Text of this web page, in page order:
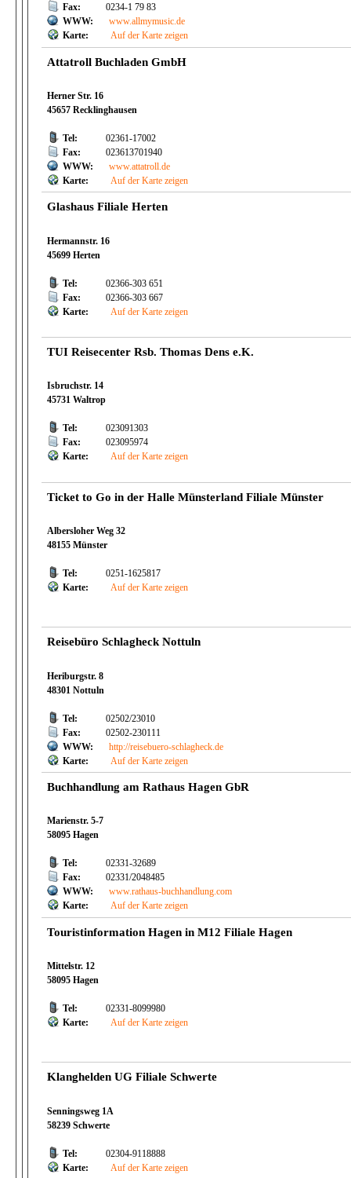
Fax:
0234-1 79 83
WWW:
www.allmymusic.de
Karte:
Auf der Karte zeigen
Attatroll Buchladen GmbH
Herner Str. 16
45657 Recklinghausen
Tel:
02361-17002
Fax:
023613701940
WWW:
www.attatroll.de
Karte:
Auf der Karte zeigen
Glashaus Filiale Herten
Hermannstr. 16
45699 Herten
Tel:
02366-303 651
Fax:
02366-303 667
Karte:
Auf der Karte zeigen
TUI Reisecenter Rsb. Thomas Dens e.K.
Isbruchstr. 14
45731 Waltrop
Tel:
023091303
Fax:
023095974
Karte:
Auf der Karte zeigen
Ticket to Go in der Halle Münsterland Filiale Münster
Albersloher Weg 32
48155 Münster
Tel:
0251-1625817
Karte:
Auf der Karte zeigen
Reisebüro Schlagheck Nottuln
Heriburgstr. 8
48301 Nottuln
Tel:
02502/23010
Fax:
02502-230111
WWW:
http://reisebuero-schlagheck.de
Karte:
Auf der Karte zeigen
Buchhandlung am Rathaus Hagen GbR
Marienstr. 5-7
58095 Hagen
Tel:
02331-32689
Fax:
02331/2048485
WWW:
www.rathaus-buchhandlung.com
Karte:
Auf der Karte zeigen
Touristinformation Hagen in M12 Filiale Hagen
Mittelstr. 12
58095 Hagen
Tel:
02331-8099980
Karte:
Auf der Karte zeigen
Klanghelden UG Filiale Schwerte
Senningsweg 1A
58239 Schwerte
Tel:
02304-9118888
Karte:
Auf der Karte zeigen